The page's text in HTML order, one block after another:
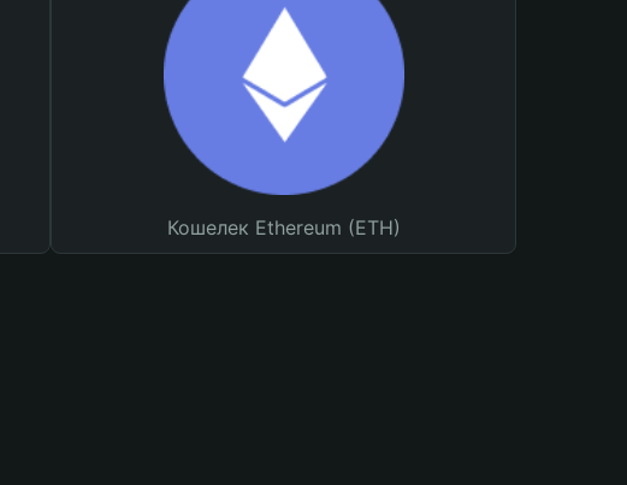
Кошелек Ethereum (ETH)